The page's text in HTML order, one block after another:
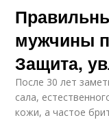
мужчины
Защита,
После 30 лет
сала,
кожи, а частое